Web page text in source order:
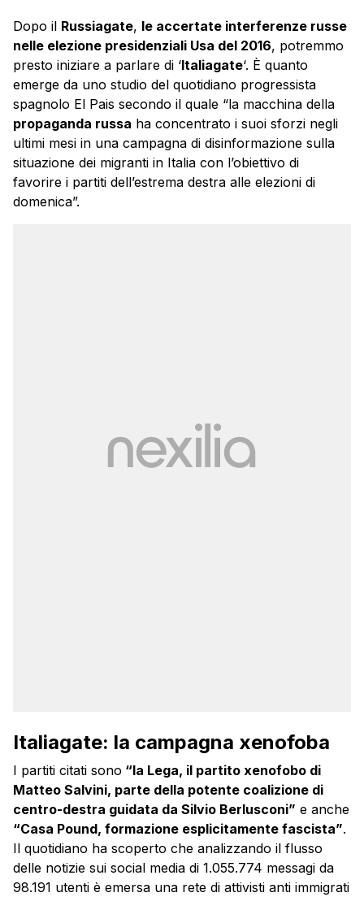
Dopo il Russiagate, le accertate interferenze russe
nelle elezione presidenziali Usa del 2016, potremmo
presto iniziare a parlare di ‘Italiagate‘. È quanto
emerge da uno studio del quotidiano progressista
spagnolo El Pais secondo il quale “la macchina della
propaganda russa ha concentrato i suoi sforzi negli
ultimi mesi in una campagna di disinformazione sulla
situazione dei migranti in Italia con l’obiettivo di
favorire i partiti dell’estrema destra alle elezioni di
domenica”.
Italiagate: la campagna xenofoba
I partiti citati sono “la Lega, il partito xenofobo di
Matteo Salvini, parte della potente coalizione di
centro-destra guidata da Silvio Berlusconi” e anche
“Casa Pound, formazione esplicitamente fascista”.
Il quotidiano ha scoperto che analizzando il flusso
delle notizie sui social media di 1.055.774 messagi da
98.191 utenti è emersa una rete di attivisti anti immigrati